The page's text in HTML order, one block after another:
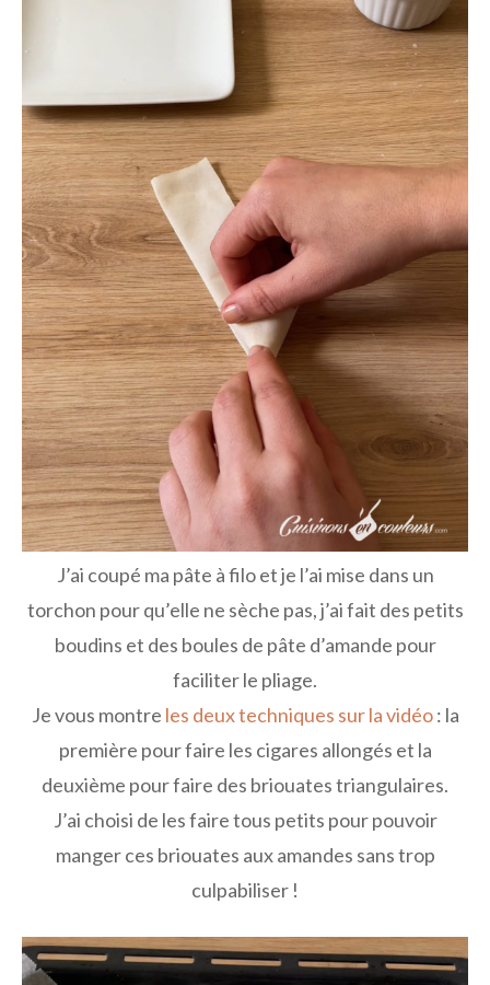
J’ai coupé ma pâte à filo et je l’ai mise dans un
torchon pour qu’elle ne sèche pas, j’ai fait des petits
boudins et des boules de pâte d’amande pour
faciliter le pliage.
Je vous montre les deux techniques sur la vidéo: la
première pour faire les cigares allongés et la
deuxième pour faire des briouates triangulaires.
J’ai choisi de les faire tous petits pour pouvoir
manger ces briouates aux amandes sans trop
culpabiliser !